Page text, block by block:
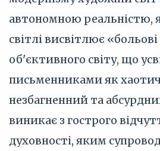
автономною реальністю,
світлі висвітлює
об'єктивного світу, що
письменниками як
незбагненний та
виникає з гострого
духовності, яким